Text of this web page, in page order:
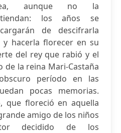
aunque no la
los años se
de descifrarla
hacerla florecer en su
del rey que rabió y el
la reina Mari-Castaña
período en las
pocas memorias.
que floreció en aquella
amigo de los niños
decidido de los